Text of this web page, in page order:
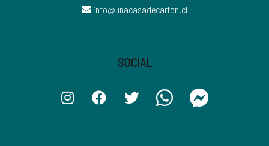
info@unacasadecarton.cl
SOCIAL